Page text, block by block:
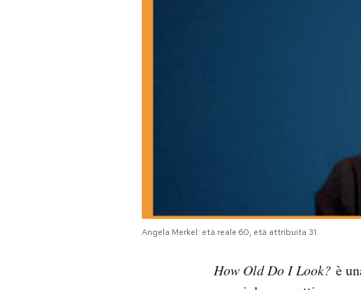
Angela Merkel: età reale 60, età attribuita 31.
How Old Do I Look? è